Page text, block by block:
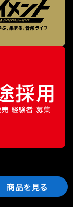
商品を見る